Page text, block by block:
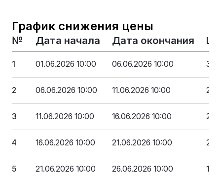
График снижения цены
№ Дата начала Дата окончания
1 01.06.2026 10:00 06.06.2026 10:00
2 06.06.2026 10:00 11.06.2026 10:00
3 11.06.2026 10:00 16.06.2026 10:00
4 16.06.2026 10:00 21.06.2026 10:00
5 21.06.2026 10:00 26.06.2026 10:00